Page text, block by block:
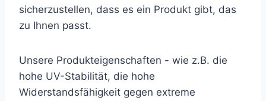
sicherzustellen, dass es ein Produkt gibt, das
zu Ihnen passt.
Unsere Produkteigenschaften - wie z.B. die
hohe UV-Stabilität, die hohe
Widerstandsfähigkeit gegen extreme